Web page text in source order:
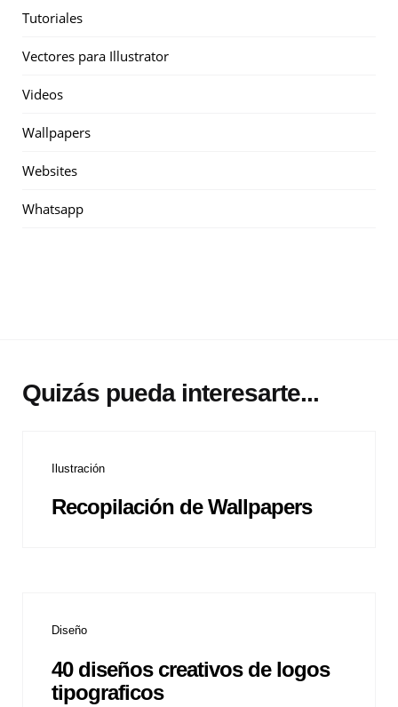
Tutoriales
Vectores para Illustrator
Videos
Wallpapers
Websites
Whatsapp
Quizás pueda interesarte...
Ilustración
Recopilación de Wallpapers
Diseño
40 diseños creativos de logos
tipograficos